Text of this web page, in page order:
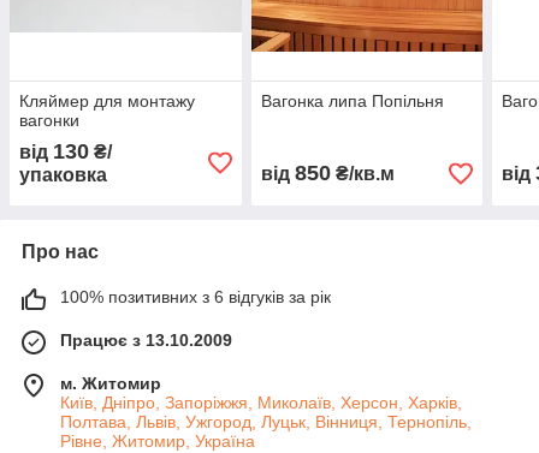
Кляймер для монтажу
вагонки
від 130 ₴/
упаковка
Вагонка липа Попільня
від 850₴/кв.м від
Про нас
100% позитивних з 6 відгуків за рік
Працює з 13.10.2009
м. Житомир
Київ, Дніпро, Запоріжжя, Миколаїв, Херсон, Харків,
Полтава, Львів, Ужгород, Луцьк, Вінниця, Тернопіль,
Рівне, Житомир, Україна